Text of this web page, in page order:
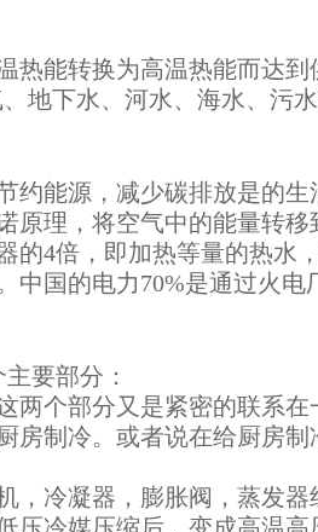
能转换为高温热能而达到
地下水、河水、海水、污
约能源，减少碳排放是的
原理，将空气中的能量转
的4倍，即加热等量的热水
中国的电力70%是通过火电
要部分：
两个部分又是紧密的联系
房制冷。或者说在给厨房
冷凝器，膨胀阀，蒸发器